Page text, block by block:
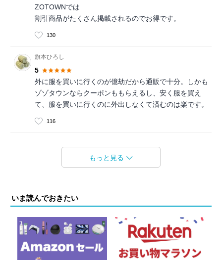
ZOTOWNでは
割引商品がたくさん掲載されるのでお得です。
130
旗本ひろし
5
外に服を買いに行くのが億劫だから通販で十分。しかも
ゾゾタウンならクーポンももらえるし、安く服を買え
て、服を買いに行くのに外出しなくて済むのは楽です。
116
もっと見る
いま読んでおきたい